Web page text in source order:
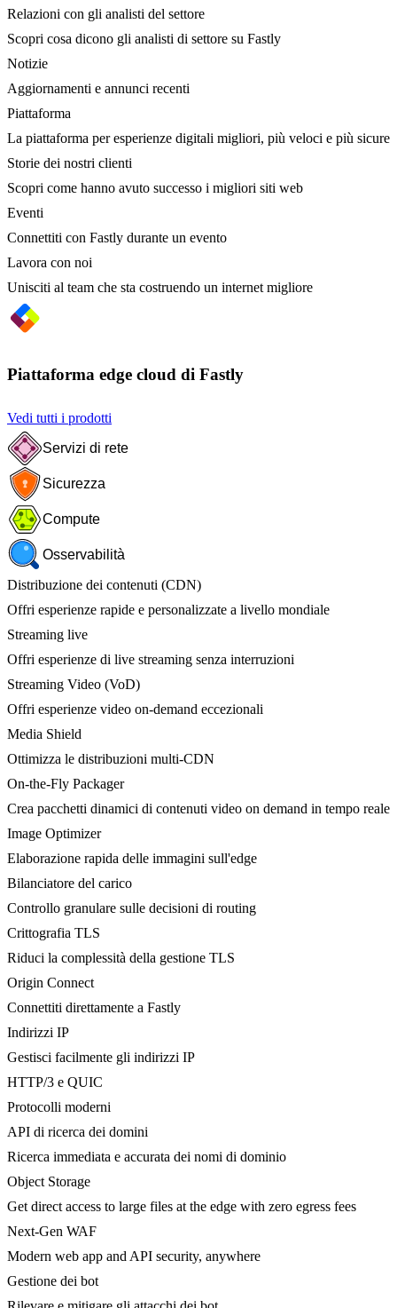
Relazioni con gli analisti del settore
Scopri cosa dicono gli analisti di settore su Fastly
Notizie
Aggiornamenti e annunci recenti
Piattaforma
La piattaforma per esperienze digitali migliori, più veloci e più sicure
Storie dei nostri clienti
Scopri come hanno avuto successo i migliori siti web
Eventi
Connettiti con Fastly durante un evento
Lavora con noi
Unisciti al team che sta costruendo un internet migliore
Piattaforma edge cloud di Fastly
Vedi tutti i prodotti
Servizi di rete
Sicurezza
Compute
Osservabilità
Distribuzione dei contenuti (CDN)
Offri esperienze rapide e personalizzate a livello mondiale
Streaming live
Offri esperienze di live streaming senza interruzioni
Streaming Video (VoD)
Offri esperienze video on-demand eccezionali
Media Shield
Ottimizza le distribuzioni multi-CDN
On-the-Fly Packager
Crea pacchetti dinamici di contenuti video on demand in tempo reale
Image Optimizer
Elaborazione rapida delle immagini sull'edge
Bilanciatore del carico
Controllo granulare sulle decisioni di routing
Crittografia TLS
Riduci la complessità della gestione TLS
Origin Connect
Connettiti direttamente a Fastly
Indirizzi IP
Gestisci facilmente gli indirizzi IP
HTTP/3 e QUIC
Protocolli moderni
API di ricerca dei domini
Ricerca immediata e accurata dei nomi di dominio
Object Storage
Get direct access to large files at the edge with zero egress fees
Next-Gen WAF
Modern web app and API security, anywhere
Gestione dei bot